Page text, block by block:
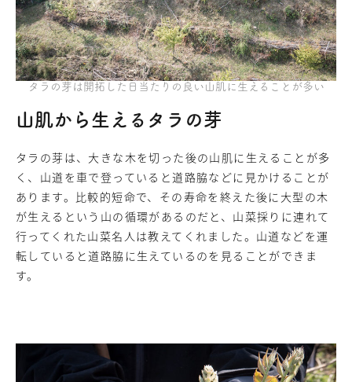
タラの芽は開拓した日当たりの良い山肌に生えることが多い
山肌から生えるタラの芽
タラの芽は、大きな木を切った後の山肌に生えることが多
く、山道を車で登っていると道路脇などに見かけることが
あります。比較的短命で、その寿命を終えた後に大型の木
が生えるという山の循環があるのだと、山菜採りに連れて
行ってくれた山菜名人は教えてくれました。山道などを運
転していると道路脇に生えているのを見ることができま
す。